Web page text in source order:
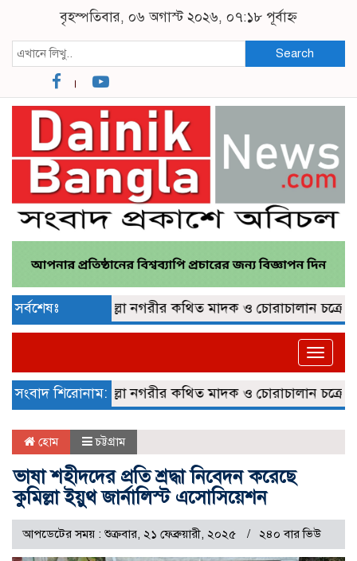
বৃহস্পতিবার, ০৬ অগাস্ট ২০২৬, ০৭:১৮ পূর্বাহ্ন
Search
সর্বশেষঃ
জব্দ কুমিল্লা নগরীর কথিত মাদক ও চোরাচালান চক্রের
Toggle
সংবাদ শিরোনাম:
জব্দ কুমিল্লা নগরীর কথিত মাদক ও চোরাচালান চক্রের
হোম চট্টগ্রাম
ভাষা শহীদদের প্রতি শ্রদ্ধা নিবেদন করেছে
কুমিল্লা ইয়ুথ জার্নালিস্ট এসোসিয়েশন
আপডেটের সময় : শুক্রবার, ২১ ফেব্রুয়ারী, ২০২৫ ২৪০ বার ভিউ